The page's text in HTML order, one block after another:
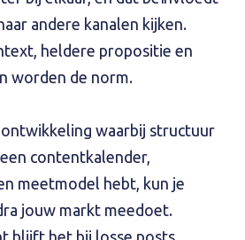
andere kanalen kijken.
heldere propositie en
worden de norm.
ontwikkeling waarbij structuur
contentkalender,
meetmodel hebt, kun je
jouw markt meedoet.
blijft het bij losse posts